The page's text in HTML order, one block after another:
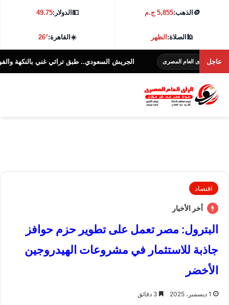
🪙 الذهب:5,855 ج.م 💵الدولار:49.75
🕌الصلاة:الظهر ☀️القاهرة:26°
عاجل
العام المصرى الجريش السعودي.. طبق تراثي غني بالنكهة والفوائد
اقتصاد
أخر الأخبار
البترول: مصر تعمل على تطوير حزم حوافز
جاذبة للاستثمار في مشروعات الهيدروجين
الأخضر
1 ديسمبر، 2025